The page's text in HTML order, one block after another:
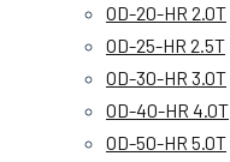
OD-20-HR 2.0T
OD-25-HR 2.5T
OD-30-HR 3.0T
OD-40-HR 4.0T
OD-50-HR 5.0T